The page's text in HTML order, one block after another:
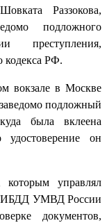
Раззокова,
подложного
преступления,
кодекса РФ.
вокзале в Москве
подложный
была вклеена
удостоверение он
которым управлял
УМВД России
документов,